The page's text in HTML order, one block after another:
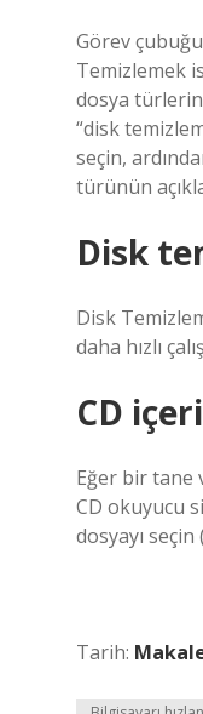
Görev
Temizlemek
dosya
“disk
seçin,
türünün
Disk
Disk
daha hızlı
CD
Eğer bir tane
CD okuyucu
dosyayı seçin
Tarih: